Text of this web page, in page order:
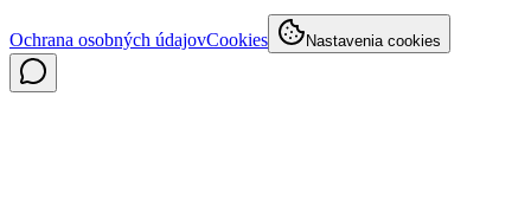
Ochrana osobných údajovCookies Nastavenia cookies